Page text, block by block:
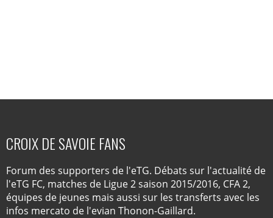
CROIX DE SAVOIE FANS
Forum des supporters de l'eTG. Débats sur l'actualité de
l'eTG FC, matches de Ligue 2 saison 2015/2016, CFA 2,
équipes de jeunes mais aussi sur les transferts avec les
infos mercato de l'evian Thonon-Gaillard.